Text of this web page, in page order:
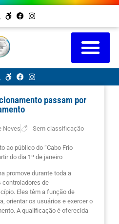
passam por
Neves Sem classificação
ao público do “Cabo Frio
do dia 1º de janeiro
promove durante toda a
controladores de
Eles têm a função de
orientar os usuários e exercer o
A qualificação é oferecida